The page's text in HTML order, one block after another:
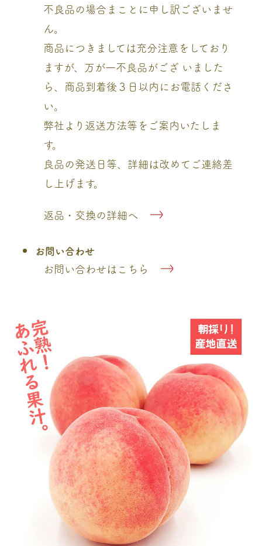
不良品の場合まことに申し訳ございませ
ん。
商品につきましては充分注意をしており
ますが、万が一不良品がござ いました
ら、商品到着後３日以内にお電話くださ
い。
弊社より返送方法等をご案内いたしま
す。
良品の発送日等、詳細は改めてご連絡差
し上げます。
返品・交換の詳細へ
お問い合わせ
お問い合わせはこちら